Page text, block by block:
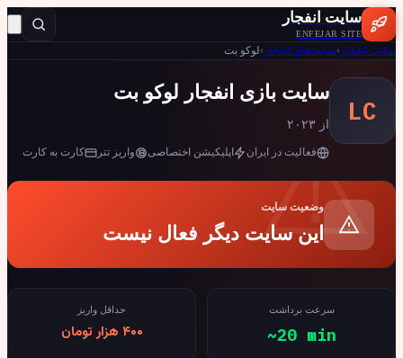
سایت انفجار
ENFEJAR SITE
انفجار›سایت‌های انفجار›لوکو بت
LC
سایت بازی انفجار لوکو بت
فعالیت در ایران اپلیکیشن اختصاصی واریز تتر کارت به کارت
وضعیت سایت
این سایت دیگر فعال نیست
سرعت برداشت
~20 min
حداقل واریز
۴۰۰ هزار تومان